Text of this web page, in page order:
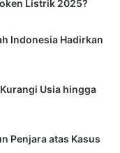
Listrik 2025?
Indonesia Hadirkan
Usia hingga
Penjara atas Kasus